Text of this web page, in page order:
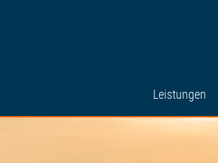
Leistungen